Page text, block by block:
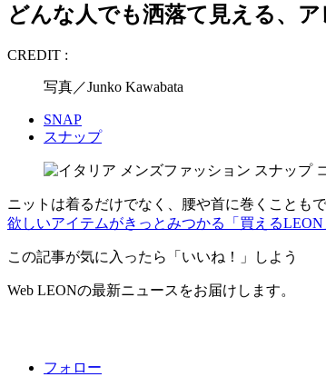
どんな人でも洒落て見える、
CREDIT :
写真／Junko Kawabata
SNAP
スナップ
ニットは着るだけでなく、腰や首に巻くことも
欲しいアイテムがきっとみつかる「買える
この記事が気に入ったら「いいね！」しよう
Web LEONの最新ニュースをお届けします。
フォロー